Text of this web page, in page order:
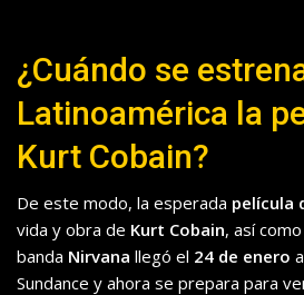
¿Cuándo se
Latinoamérica la
Kurt Cobain?
De este modo, la esperada película
vida y obra de Kurt Cobain, así
banda Nirvana llegó el 24 de enero
Sundance y ahora se prepara para